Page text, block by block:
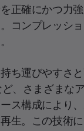
正確にかつ力
コンプレッシ
ち運びやすさ
、さまざまな
ス構成により
生。この技術